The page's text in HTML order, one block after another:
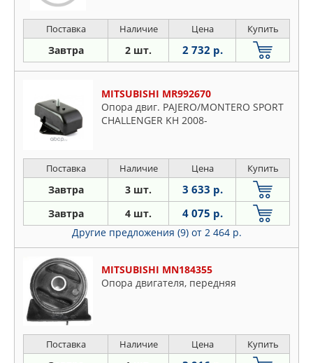
Поставка Наличие Цена Купить
Завтра 2 шт. 2 732 р.
MITSUBISHI MR992670
Опора двиг. PAJERO/MONTERO SPORT
CHALLENGER KH 2008-
Поставка Наличие Цена Купить
Завтра 3 шт. 3 633 р.
Завтра 4 шт. 4 075 р.
Другие предложения (9) от 2 464 р.
MITSUBISHI MN184355
Опора двигателя, передняя
Поставка Наличие Цена Купить